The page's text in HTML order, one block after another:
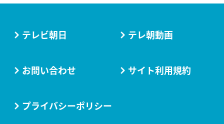
テレビ朝日 テレ朝動画
お問い合わせ サイト利用規約
プライバシーポリシー